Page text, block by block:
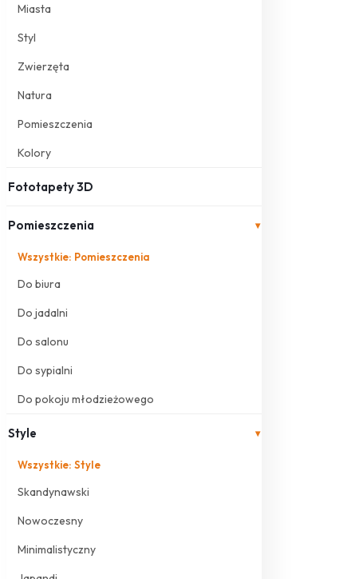
Miasta
Styl
Zwierzęta
Natura
Pomieszczenia
Kolory
Fototapety 3D
Pomieszczenia ▾
Wszystkie: Pomieszczenia
Do biura
Do jadalni
Do salonu
Do sypialni
Do pokoju młodzieżowego
Style ▾
Wszystkie: Style
Skandynawski
Nowoczesny
Minimalistyczny